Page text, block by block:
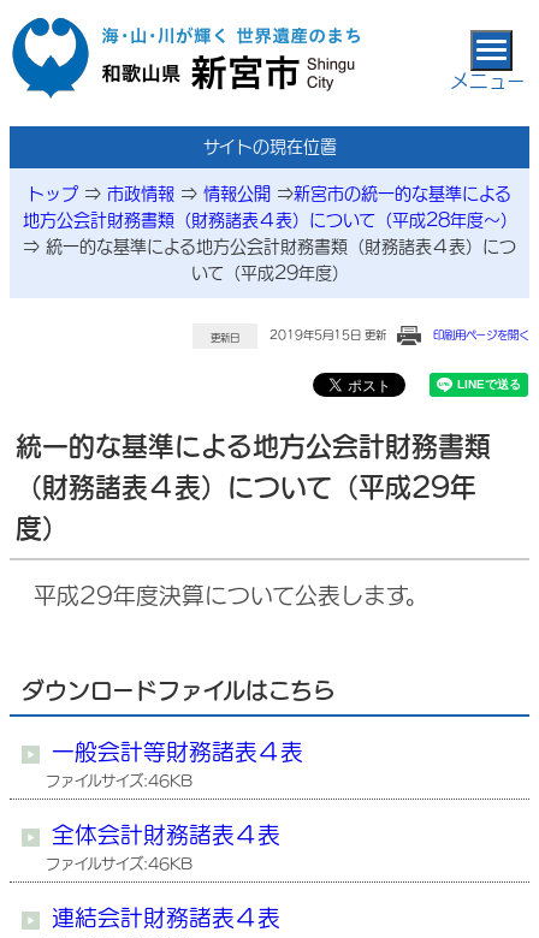
本文へ移動
メニュー
サイトの現在位置
トップ ⇒ 市政情報 ⇒ 情報公開 ⇒新宮市の統一的な基準による
地方公会計財務書類（財務諸表４表）について（平成28年度～）
⇒ 統一的な基準による地方公会計財務書類（財務諸表４表）につ
いて（平成29年度）
更新日 2019年5月15日 更新 印刷用ページを開く
統一的な基準による地方公会計財務書類
（財務諸表４表）について（平成29年
度）
平成29年度決算について公表します。
ダウンロードファイルはこちら
一般会計等財務諸表４表
ファイルサイズ:46KB
全体会計財務諸表４表
ファイルサイズ:46KB
連結会計財務諸表４表